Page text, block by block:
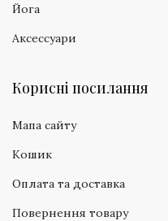
Йога
Аксессуари
Корисні посилання
Мапа сайту
Кошик
Оплата та доставка
Повернення товару